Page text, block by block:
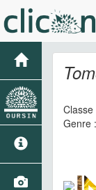
Classe
Genre :